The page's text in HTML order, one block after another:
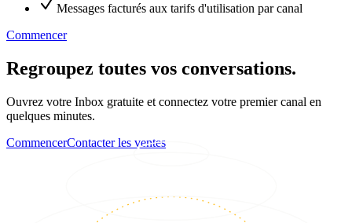
Messages facturés aux tarifs d'utilisation par canal
Commencer
Regroupez toutes vos conversations.
Ouvrez votre Inbox gratuite et connectez votre premier canal en
quelques minutes.
CommencerContacter les ventes